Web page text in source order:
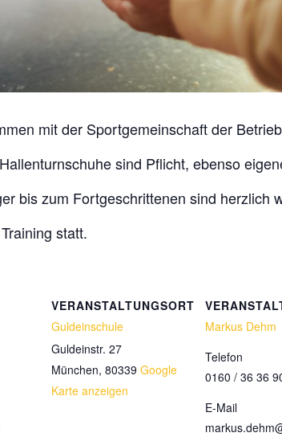
mit der Sportgemeinschaft der
sind Pflicht, ebenso
bis zum Fortgeschrittenen sind herzlich
Training statt.
VERANSTALTUNGSORT
Guldeinschule
Guldeinstr. 27
München, 80339 Google
Karte anzeigen
Markus Dehm
Telefon
0160 / 36 36
E-Mail